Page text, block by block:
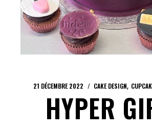
21 DÉCEMBRE 2022 CAKE DESIGN
HYPER